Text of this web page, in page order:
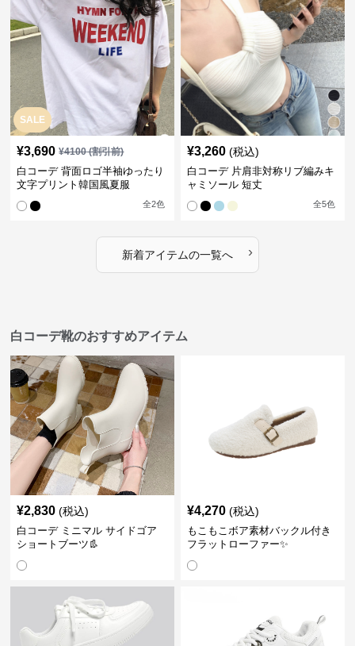
SALE
¥3,690 ¥4100(割引前)
白コーデ 背面ロゴ半袖ゆったり
文字プリント韓国風夏服
全2色
¥3,260 (税込)
白コーデ 片肩非対称リブ編みキ
ャミソール 短丈
全5色
新着アイテムの一覧へ ›
白コーデ靴のおすすめアイテム
¥2,830 (税込)
白コーデ ミニマル サイドゴア
ショートブーツ👢
¥4,270 (税込)
もこもこボア素材バックル付き
フラットローファー✨